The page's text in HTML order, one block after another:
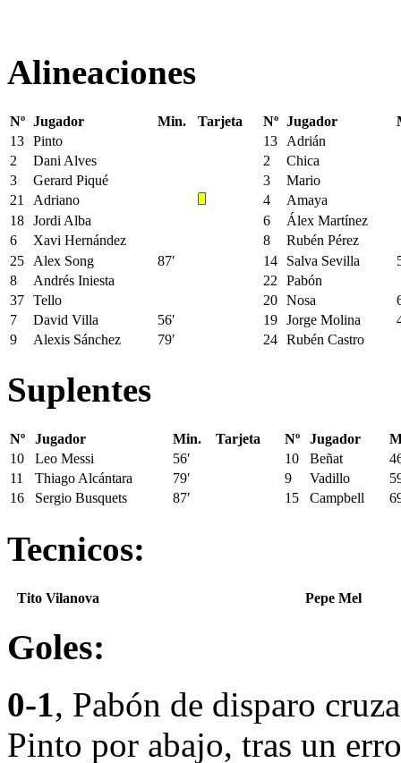
Alineaciones
Nº Jugador Min. Tarjeta Nº Jugador
13 Pinto 13
Adrián
2
Dani Alves 2
Chica
3
Gerard Piqué 3
Mario
21
Adriano 4
Amaya
18 Jordi Alba 6
Álex Martínez
6
Xavi Hernández 8
Rubén Pérez
25
Alex Song 87′ 14 Salva Sevilla
8
Andrés Iniesta 22
Pabón
37 Tello 20 Nosa
7
David Villa 56′ 19 Jorge Molina
9
Alexis Sánchez 79′ 24 Rubén Castro
Suplentes
Nº Jugador Min. Tarjeta Nº Jugador
10
Leo Messi 56′ 10 Beñat
11
Thiago Alcántara 79′ 9 Vadillo
16
Sergio Busquets 87′ 15 Campbell
Tecnicos:
Tito Vilanova Pepe Mel
Goles:
0-1, Pabón de disparo
Pinto por abajo, tras un